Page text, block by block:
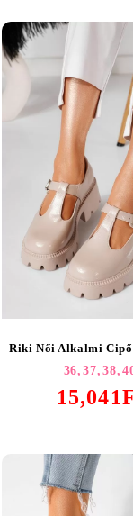
Riki Női Alkalmi
36, 37, 38,